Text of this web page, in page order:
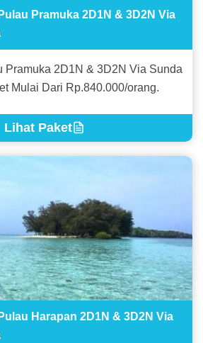
Pramuka 2D1N & 3D2N Via
Pramuka 2D1N & 3D2N Via Sunda
Mulai Dari Rp.840.000/orang.
Lihat Paket
Harapan 2D1N & 3D2N Via